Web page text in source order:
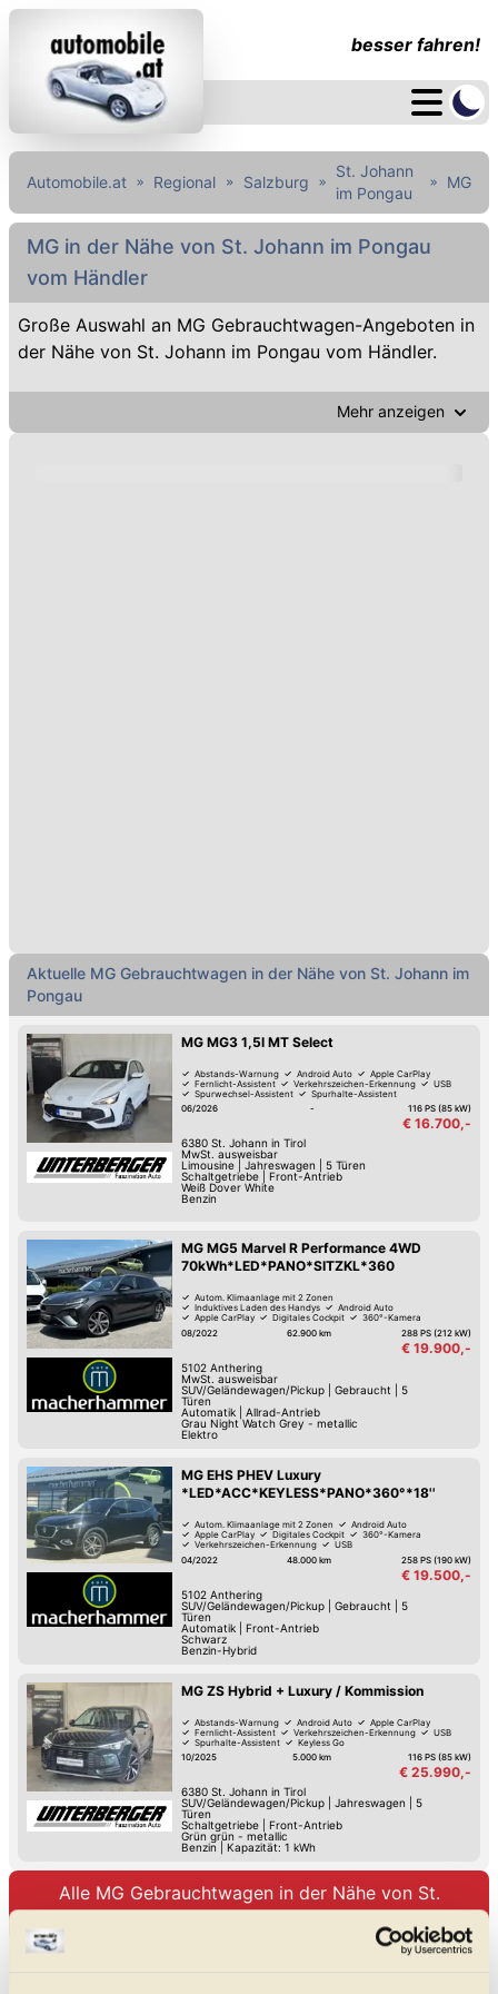
besser fahren!
Automobile.at Regional Salzburg
St. Johann
im Pongau
MG
MG in der Nähe von St. Johann im Pongau
vom Händler
Große Auswahl an MG Gebrauchtwagen-Angeboten in
der Nähe von St. Johann im Pongau vom Händler.
Mehr anzeigen
Aktuelle MG Gebrauchtwagen in der Nähe von St. Johann im
Pongau
MG MG3 1,5l MT Select
Abstands-Warnung Android Auto
Apple CarPlay
Fernlicht-Assistent
Verkehrszeichen-Erkennung
USB
Spurwechsel-Assistent
Spurhalte-Assistent
06/2026
- 116 PS (85 kW)
€ 16.700,-
6380 St. Johann in Tirol
MwSt. ausweisbar
Limousine| Jahreswagen
5 Türen
Schaltgetriebe| Front-Antrieb
Weiß Dover White
Benzin
MG MG5 Marvel R Performance 4WD
70kWh*LED*PANO*SITZKL*360
Autom. Klimaanlage mit 2 Zonen
Induktives Laden des Handys
Android Auto
Apple CarPlay
Digitales Cockpit
360°-Kamera
Verkehrszeichen-Erkennung
08/2022 62.900 km 288 PS (212 kW)
€ 19.900,-
5102 Anthering
MwSt. ausweisbar
SUV/Geländewagen/Pickup| Gebraucht
5
Türen
Automatik| Allrad-Antrieb
Grau Night Watch Grey - metallic
Elektro
MG EHS PHEV Luxury
*LED*ACC*KEYLESS*PANO*360°*18''
Autom. Klimaanlage mit 2 Zonen
Android Auto
Apple CarPlay
Digitales Cockpit
360°-Kamera
Verkehrszeichen-Erkennung
USB
Spurwechsel-Assistent
04/2022 48.000 km 258 PS (190 kW)
€ 19.500,-
5102 Anthering
SUV/Geländewagen/Pickup| Gebraucht
5
Türen
Automatik| Front-Antrieb
Schwarz
Benzin-Hybrid
MG ZS Hybrid + Luxury / Kommission
Abstands-Warnung Android Auto
Apple CarPlay
Fernlicht-Assistent
Verkehrszeichen-Erkennung
USB
Spurhalte-Assistent
Keyless Go
10/2025
5.000 km 116 PS (85 kW)
€ 25.990,-
6380 St. Johann in Tirol
SUV/Geländewagen/Pickup| Jahreswagen
5
Türen
Schaltgetriebe| Front-Antrieb
Grün grün - metallic
Benzin
Kapazität: 1 kWh
Alle MG Gebrauchtwagen in der Nähe von St.